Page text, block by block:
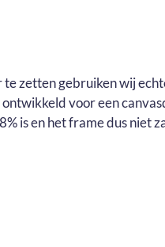
zetten gebruiken wij
voor een
is en het frame dus niet